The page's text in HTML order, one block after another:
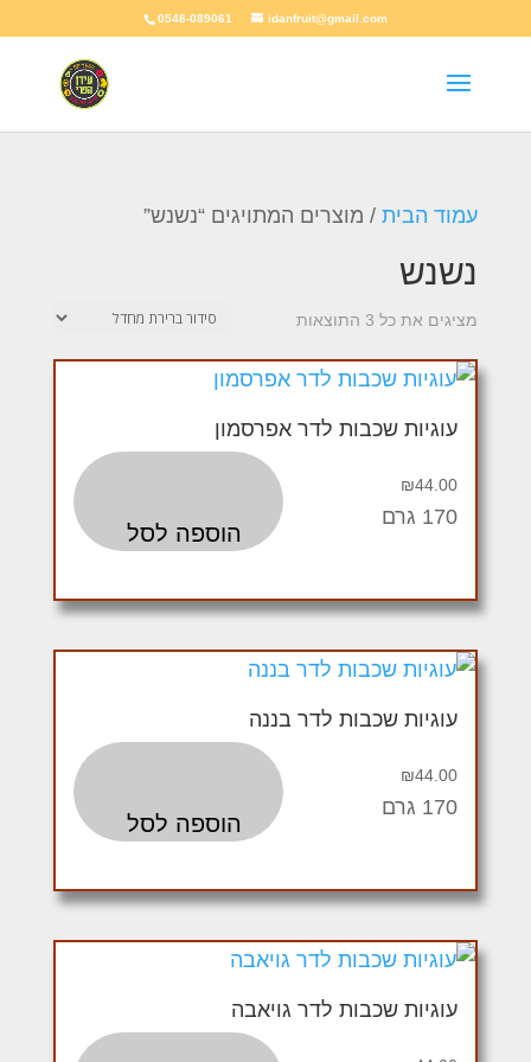
0548-089061 idanfruit@gmail.com
עמוד הבית/ מוצרים המתויגים “נשנש”
נשנש
מציגים את כל ⁦3⁩ התוצאות
עוגיות שכבות לדר אפרסמון
₪44.00
הוספה לסל
170 גרם
עוגיות שכבות לדר בננה
₪44.00
הוספה לסל
170 גרם
עוגיות שכבות לדר גויאבה